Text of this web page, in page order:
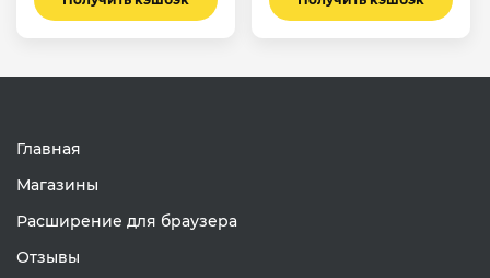
Главная
Магазины
Расширение для браузера
Отзывы